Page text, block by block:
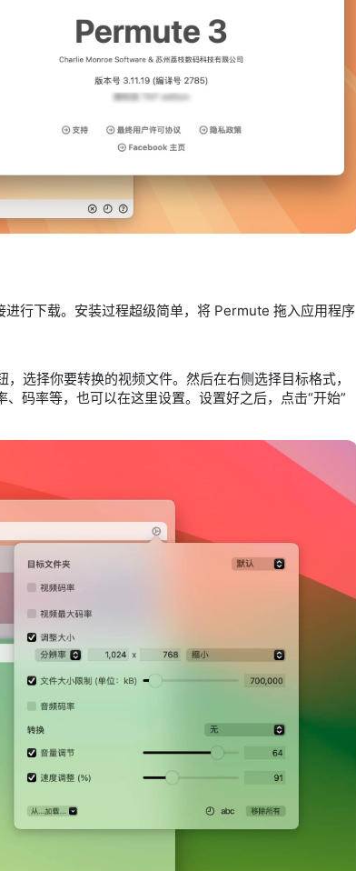
行下载。安装过程超级简单，将 Permute 拖入应用程序
选择你要转换的视频文件。然后在右侧选择目标格式，
码率等，也可以在这里设置。设置好之后，点击“开始”